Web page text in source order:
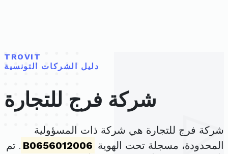
TROVIT
دليل الشركات التونسية
شركة فرج للتجارة
شركة فرج للتجارة هي شركة ذات المسؤولية
المحدودة، مسجلة تحت الهوية B0656012006 . تم